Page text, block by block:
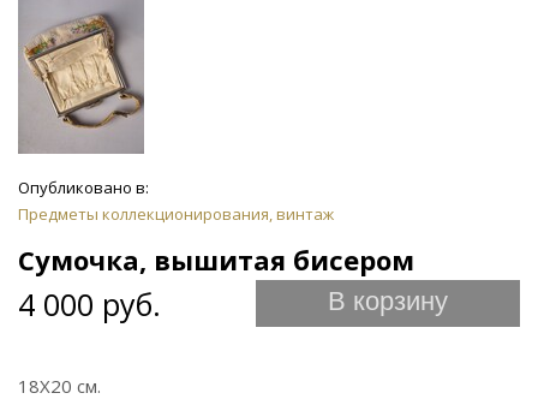
Опубликовано в:
Предметы коллекционирования, винтаж
Сумочка, вышитая бисером
4 000 руб. В корзину
18Х20 см.